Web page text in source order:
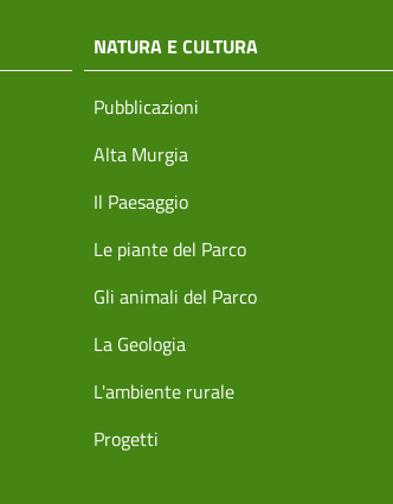
NATURA E CULTURA
Pubblicazioni
Alta Murgia
Il Paesaggio
Le piante del Parco
Gli animali del Parco
La Geologia
L'ambiente rurale
Progetti